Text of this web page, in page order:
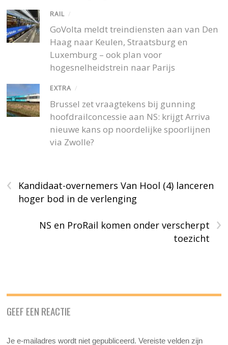
RAIL /
GoVolta meldt treindiensten aan van Den
Haag naar Keulen, Straatsburg en
Luxemburg – ook plan voor
hogesnelheidstrein naar Parijs
EXTRA /
Brussel zet vraagtekens bij gunning
hoofdrailconcessie aan NS: krijgt Arriva
nieuwe kans op noordelijke spoorlijnen
via Zwolle?
‹
Kandidaat-overnemers Van Hool (4) lanceren
hoger bod in de verlenging
›
NS en ProRail komen onder verscherpt
toezicht
GEEF EEN REACTIE
Je e-mailadres wordt niet gepubliceerd. Vereiste velden zijn